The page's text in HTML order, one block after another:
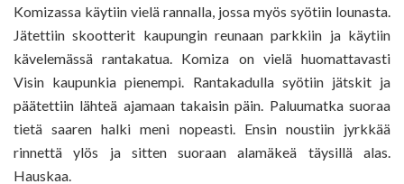
Komizassa käytiin vielä rannalla, jossa myös syötiin lounasta.
Jätettiin skootterit kaupungin reunaan parkkiin ja käytiin
kävelemässä rantakatua. Komiza on vielä huomattavasti
Visin kaupunkia pienempi. Rantakadulla syötiin jätskit ja
päätettiin lähteä ajamaan takaisin päin. Paluumatka suoraa
tietä saaren halki meni nopeasti. Ensin noustiin jyrkkää
rinnettä ylös ja sitten suoraan alamäkeä täysillä alas.
Hauskaa.